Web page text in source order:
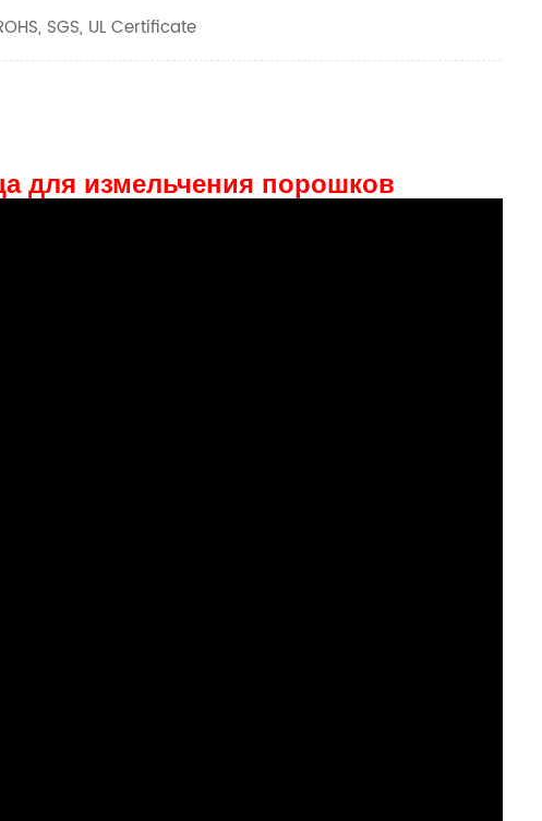
SGS, UL Certificate
для измельчения порошков